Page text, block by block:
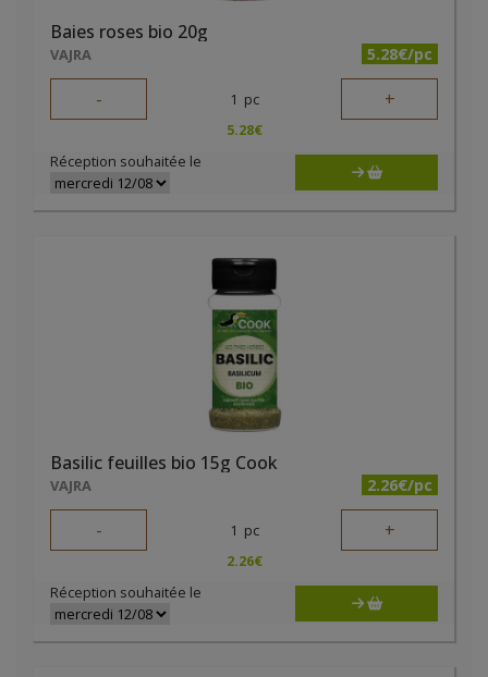
Baies roses bio 20g
VAJRA 5.28€/pc
- 1 pc +
5.28€
Réception souhaitée le
Basilic feuilles bio 15g Cook
VAJRA 2.26€/pc
- 1 pc +
2.26€
Réception souhaitée le